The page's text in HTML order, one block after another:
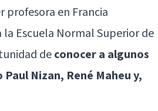
profesora en Francia
Escuela Normal Superior de
deconocer a algunos
Nizan, René Maheu y,